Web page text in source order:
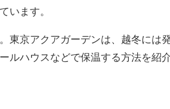
います。
東京アクアガーデンは、越冬には
ルハウスなどで保温する方法を紹